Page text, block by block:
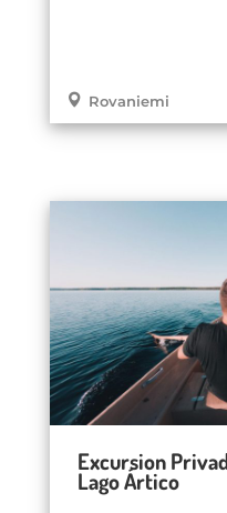
Rovaniemi
Excursion
Lago Ártico